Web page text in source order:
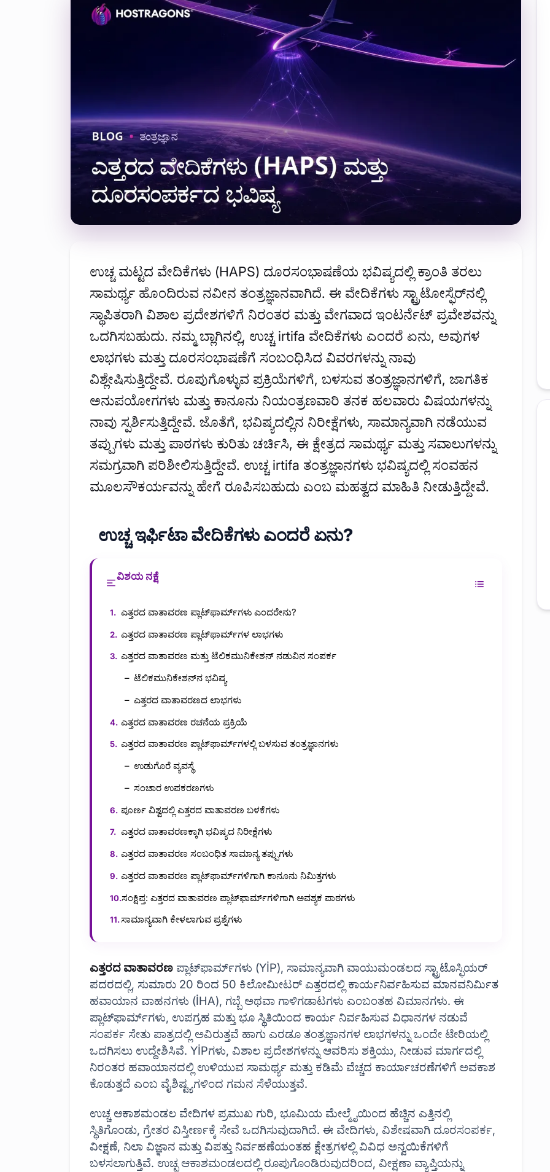
ಉಚ್ಚ ಮಟ್ಟದ ವೇದಿಕೆಗಳು (HAPS) ದೂರಸಂಭಾಷಣೆಯ ಭವಿಷ್ಯದಲ್ಲಿ ಕ್ರಾಂತಿ ತರಲು
ಸಾಮರ್ಥ್ಯ ಹೊಂದಿರುವ ನವೀನ ತಂತ್ರಜ್ಞಾನವಾಗಿದೆ. ಈ ವೇದಿಕೆಗಳು ಸ್ಟ್ರಾಟೋಸ್ಫೆರ್‌ನಲ್ಲಿ
ಸ್ಥಾಪಿತರಾಗಿ ವಿಶಾಲ ಪ್ರದೇಶಗಳಿಗೆ ನಿರಂತರ ಮತ್ತು ವೇಗವಾದ ಇಂಟರ್ನೆಟ್ ಪ್ರವೇಶವನ್ನು
ಒದಗಿಸಬಹುದು. ನಮ್ಮ ಬ್ಲಾಗಿನಲ್ಲಿ, ಉಚ್ಚ irtifa ವೇದಿಕೆಗಳು ಎಂದರೆ ಏನು, ಅವುಗಳ
ಲಾಭಗಳು ಮತ್ತು ದೂರಸಂಭಾಷಣೆಗೆ ಸಂಬಂಧಿಸಿದ ವಿವರಗಳನ್ನು ನಾವು
ವಿಶ್ಲೇಷಿಸುತ್ತಿದ್ದೇವೆ. ರೂಪುಗೊಳ್ಳುವ ಪ್ರಕ್ರಿಯೆಗಳಿಗೆ, ಬಳಸುವ ತಂತ್ರಜ್ಞಾನಗಳಿಗೆ, ಜಾಗತಿಕ
ಅನುಪಯೋಗಗಳು ಮತ್ತು ಕಾನೂನು ನಿಯಂತ್ರಣವಾರಿ ತನಕ ಹಲವಾರು ವಿಷಯಗಳನ್ನು
ನಾವು ಸ್ಪರ್ಶಿಸುತ್ತಿದ್ದೇವೆ. ಜೊತೆಗೆ, ಭವಿಷ್ಯದಲ್ಲಿನ ನಿರೀಕ್ಷೆಗಳು, ಸಾಮಾನ್ಯವಾಗಿ ನಡೆಯುವ
ತಪ್ಪುಗಳು ಮತ್ತು ಪಾಠಗಳು ಕುರಿತು ಚರ್ಚಿಸಿ, ಈ ಕ್ಷೇತ್ರದ ಸಾಮರ್ಥ್ಯ ಮತ್ತು ಸವಾಲುಗಳನ್ನು
ಸಮಗ್ರವಾಗಿ ಪರಿಶೀಲಿಸುತ್ತಿದ್ದೇವೆ. ಉಚ್ಚ irtifa ತಂತ್ರಜ್ಞಾನಗಳು ಭವಿಷ್ಯದಲ್ಲಿ ಸಂವಹನ
ಮೂಲಸೌಕರ್ಯವನ್ನು ಹೇಗೆ ರೂಪಿಸಬಹುದು ಎಂಬ ಮಹತ್ವದ ಮಾಹಿತಿ ನೀಡುತ್ತಿದ್ದೇವೆ.
ಉಚ್ಚ ಇರ್ಫಿಟಾ ವೇದಿಕೆಗಳು ಎಂದರೆ ಏನು?
ವಿಶಯ ನಕ್ಷೆ
ಎತ್ತರದ ವಾತಾವರಣ ಪ್ಲಾಟ್‌ಫಾರ್ಮ್‌ಗಳು ಎಂದರೇನು?
ಎತ್ತರದ ವಾತಾವರಣ ಪ್ಲಾಟ್‌ಫಾರ್ಮ್‌ಗಳ ಲಾಭಗಳು
ಎತ್ತರದ ವಾತಾವರಣ ಮತ್ತು ಟೆಲಿಕಮುನಿಕೇಶನ್ ನಡುವಿನ ಸಂಪರ್ಕ
ಟೆಲಿಕಮುನಿಕೇಶನ್‌ನ ಭವಿಷ್ಯ
ಎತ್ತರದ ವಾತಾವರಣದ ಲಾಭಗಳು
ಎತ್ತರದ ವಾತಾವರಣ ರಚನೆಯ ಪ್ರಕ್ರಿಯೆ
ಎತ್ತರದ ವಾತಾವರಣ ಪ್ಲಾಟ್‌ಫಾರ್ಮ್‌ಗಳಲ್ಲಿ ಬಳಸುವ ತಂತ್ರಜ್ಞಾನಗಳು
ಉಡುಗೊರೆ ವ್ಯವಸ್ಥೆ
ಸಂಚಾರ ಉಪಕರಣಗಳು
ಪೂರ್ಣ ವಿಶ್ವದಲ್ಲಿ ಎತ್ತರದ ವಾತಾವರಣ ಬಳಕೆಗಳು
ಎತ್ತರದ ವಾತಾವರಣಕ್ಕಾಗಿ ಭವಿಷ್ಯದ ನಿರೀಕ್ಷೆಗಳು
ಎತ್ತರದ ವಾತಾವರಣ ಸಂಬಂಧಿತ ಸಾಮಾನ್ಯ ತಪ್ಪುಗಳು
ಎತ್ತರದ ವಾತಾವರಣ ಪ್ಲಾಟ್‌ಫಾರ್ಮ್‌ಗಳಿಗಾಗಿ ಕಾನೂನು ನಿಮಿತ್ತಗಳು
ಸಂಕ್ಷಿಪ್ತ: ಎತ್ತರದ ವಾತಾವರಣ ಪ್ಲಾಟ್‌ಫಾರ್ಮ್‌ಗಳಿಗಾಗಿ ಅವಶ್ಯಕ ಪಾಠಗಳು
ಸಾಮಾನ್ಯವಾಗಿ ಕೇಳಲಾಗುವ ಪ್ರಶ್ನೆಗಳು
ಎತ್ತರದ ವಾತಾವರಣ ಪ್ಲಾಟ್‌ಫಾರ್ಮ್‌ಗಳು (YİP), ಸಾಮಾನ್ಯವಾಗಿ ವಾಯುಮಂಡಲದ ಸ್ಟ್ರಾಟೊಸ್ಫಿಯರ್
ಪದರದಲ್ಲಿ, ಸುಮಾರು 20 ರಿಂದ 50 ಕಿಲೋಮೀಟರ್ ಎತ್ತರದಲ್ಲಿ ಕಾರ್ಯನಿರ್ವಹಿಸುವ ಮಾನವನಿರ್ಮಿತ
ಹವಾಯಾನ ವಾಹನಗಳು (İHA), ಗಬ್ಬೆ ಅಥವಾ ಗಾಳಿಗಡಾಟಗಳು ಎಂಬಂತಹ ವಿಮಾನಗಳು. ಈ
ಪ್ಲಾಟ್‌ಫಾರ್ಮ್‌ಗಳು, ಉಪಗ್ರಹ ಮತ್ತು ಭೂ ಸ್ಥಿತಿಯಿಂದ ಕಾರ್ಯ ನಿರ್ವಹಿಸುವ ವಿಧಾನಗಳ ನಡುವೆ
ಸಂಪರ್ಕ ಸೇತು ಪಾತ್ರದಲ್ಲಿ ಅವಿರುತ್ತವೆ ಹಾಗು ಎರಡೂ ತಂತ್ರಜ್ಞಾನಗಳ ಲಾಭಗಳನ್ನು ಒಂದೇ ಟೇರಿಯಲ್ಲಿ
ಒದಗಿಸಲು ಉದ್ದೇಶಿಸಿವೆ. YİP‌ಗಳು, ವಿಶಾಲ ಪ್ರದೇಶಗಳನ್ನು ಆವರಿಸು ಶಕ್ತಿಯು, ನೀಡುವ ಮಾರ್ಗದಲ್ಲಿ
ನಿರಂತರ ಹವಾಯಾನದಲ್ಲಿ ಉಳಿಯುವ ಸಾಮರ್ಥ್ಯ ಮತ್ತು ಕಡಿಮೆ ವೆಚ್ಚದ ಕಾರ್ಯಾಚರಣೆಗಳಿಗೆ ಅವಕಾಶ
ಕೊಡುತ್ತದೆ ಎಂಬ ವೈಶಿಷ್ಟ್ಯಗಳಿಂದ ಗಮನ ಸೆಳೆಯುತ್ತವೆ.
ಉಚ್ಚ ಆಕಾಶಮಂಡಲ ವೇದಿಗಳ ಪ್ರಮುಖ ಗುರಿ, ಭೂಮಿಯ ಮೇಲ್ಮೈಯಿಂದ ಹೆಚ್ಚಿನ ಎತ್ತಿನಲ್ಲಿ
ಸ್ಥಿತಿಗೊಂಡು, ಗ್ರೇತರ ವಿಸ್ತೀರ್ಣಕ್ಕೆ ಸೇವೆ ಒದಗಿಸುವುದಾಗಿದೆ. ಈ ವೇದಿಗಳು, ವಿಶೇಷವಾಗಿ ದೂರಸಂಪರ್ಕ,
ವೀಕ್ಷಣೆ, ನಿಲಾ ವಿಜ್ಞಾನ ಮತ್ತು ವಿಪತ್ತು ನಿರ್ವಹಣೆಯಂತಹ ಕ್ಷೇತ್ರಗಳಲ್ಲಿ ವಿವಿಧ ಅನ್ವಯಿಕೆಗಳಿಗೆ
ಬಳಸಲಾಗುತ್ತಿವೆ. ಉಚ್ಛ ಆಕಾಶಮಂಡಲದಲ್ಲಿ ರೂಪುಗೊಂಡಿರುವುದರಿಂದ, ವೀಕ್ಷಣಾ ವ್ಯಾಪ್ತಿಯನ್ನು